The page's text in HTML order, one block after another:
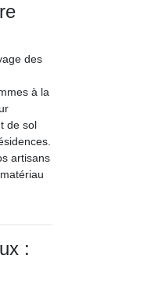
des
à la
de sol
artisans
: